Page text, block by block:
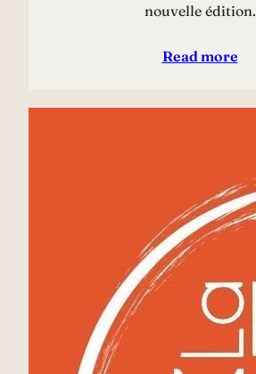
nouvelle édition.
Read more